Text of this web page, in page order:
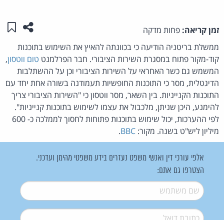
זמן קריאה: פחות מדקה שתפו
ממשלת בריטניה הודיעה כי בכוונתה להאיץ את השימוש בתוכנות
קוד-מקור פתוח במסגרת השירות הציבורי. חבר הפרלמנט טום ווטסון,
המשמש גם כשר האחראי על השירות הציבורי וכן על ההשתלבות
הדיגטלית, מסר כי התוכנות החופשיות תעמודנה בשורה אחת יחד עם
התוכנות הקנייניות. בין השאר, מסר ווטסון כי "השירות הציבורי צריך
להימנע, היכן שניתן, מלכבול את עצמו לשימוש בתוכנות קנייניות".
לפי ההערכות, יכול שימוש בתוכנות פתוחות לחסוך לממלכה כ- 600
מיליון ליש"ט בשנה. מקור: BBC
.
אלפי עורכי דין ואנשי משפט נעזרים בידע משפטי מהימן ועדכני.
הצטרפו גם אתם:
שם משתמש*
דואל*